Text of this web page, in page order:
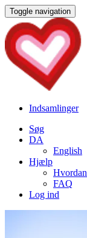
Toggle navigation
Indsamlinger
Søg
DA
English
Hjælp
FAQ
Log ind